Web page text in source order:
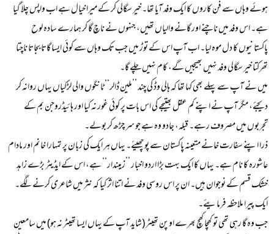
ہوئے وہاں سے فن کاروں کا ایک وفد آیا تھا۔ خیر سگالی کر کے میرا خیال ہے اب واپس چلا گیا
ہے۔ اس وفد میں ناچنے اور گانے والیاں تھیں، جنہوں نے ناچ گا کر ہمارے سادہ لوح
پاکستانیوں کا دل موہ لیا۔ اب آپ اس کے توڑ میں جب تک وہاں سے کوئی ایسا گاتا بجاتا ناچتا
تھرکتا خیر سگالی وفد نہیں بھیجیں گے، کام نہیں چلے گا۔
میں نے آپ سے پہلے بھی کہا تھا کہ ہالی وڈ کی چند ’’ملین ڈالر‘‘ ٹانگوں والی لڑکیاں یہاں روانہ کر
دیجئے، مگر آپ نے اپنے کم عقل بھتیجے کی اس بات پر کوئی غور نہ کیا اور ہائیڈروجن بم کے
تجربوں میں مصروف رہے۔ قبلہ، جادو وہ ہے جو سر چڑھ کر بولے۔
ذرا اپنے سفارت خانے متعینہ پاکستان سے پوچھیئے۔ یہاں ہر ایک کی زبان پر تمہارا خانم اور مادام
عاشورہ کا نام ہے۔ یہاں کا ایک بہت بڑا اردو اخبار ’’زمیندار‘‘ ہے، اس کے ایڈیٹر بڑے زاہد
خشک قسم کے نوجوان ہیں۔ ان پر اس روسی وفد نے اتنا اثر کیا کہ نثر میں شاعری کرنے لگے۔
ایک پیرا ملاحظہ فرمایئے۔
جب وہ گا رہی تھی تو کھچا کھچ بھرے اوپن تھیٹر (شاید آپ کے یہاں ایسا تھیٹر نہ ہو) میں سامعین